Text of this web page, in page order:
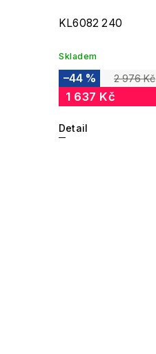
KL6082 240
Skladem
2 976 Kč
–44 %
1 637 Kč
Detail